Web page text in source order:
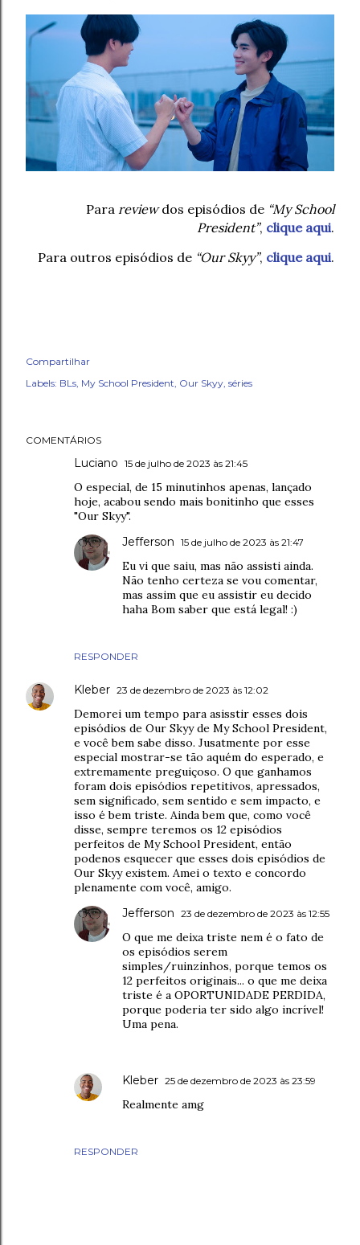
Para reviewdos episódios de “My School
President”, clique aqui.
Para outros episódios de “Our Skyy”, clique aqui.
Compartilhar
Labels: BLs My School President Our Skyy séries
COMENTÁRIOS
Luciano 15 de julho de 2023 às 21:45
O especial, de 15 minutinhos apenas, lançado
hoje, acabou sendo mais bonitinho que esses
"Our Skyy".
RESPONDER
Jefferson 15 de julho de 2023 às 21:47
Eu vi que saiu, mas não assisti ainda.
Não tenho certeza se vou comentar,
mas assim que eu assistir eu decido
haha Bom saber que está legal! :)
Kleber 23 de dezembro de 2023 às 12:02
Demorei um tempo para asisstir esses dois
episódios de Our Skyy de My School President,
e você bem sabe disso. Jusatmente por esse
especial mostrar-se tão aquém do esperado, e
extremamente preguiçoso. O que ganhamos
foram dois episódios repetitivos, apressados,
sem significado, sem sentido e sem impacto, e
isso é bem triste. Ainda bem que, como você
disse, sempre teremos os 12 episódios
perfeitos de My School President, então
podenos esquecer que esses dois episódios de
Our Skyy existem. Amei o texto e concordo
plenamente com você, amigo.
RESPONDER
Jefferson 23 de dezembro de 2023 às 12:55
O que me deixa triste nem é o fato de
os episódios serem
simples/ruinzinhos, porque temos os
12 perfeitos originais... o que me deixa
triste é a OPORTUNIDADE PERDIDA,
porque poderia ter sido algo incrível!
Uma pena.
Kleber 25 de dezembro de 2023 às 23:59
Realmente amg